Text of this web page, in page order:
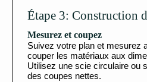
Étape 3: Construction
Mesurez et coupez
Suivez votre plan et mesurez
couper les matériaux aux
Utilisez une scie circulaire ou
des coupes nettes.